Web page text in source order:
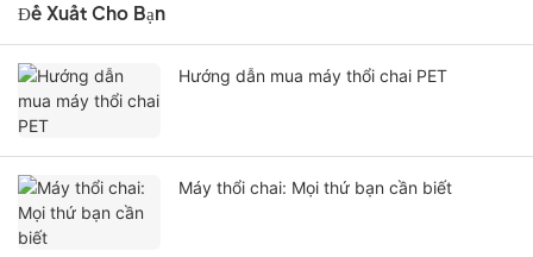
Đề Xuất Cho Bạn
Hướng dẫn mua máy thổi chai PET
Máy thổi chai: Mọi thứ bạn cần biết